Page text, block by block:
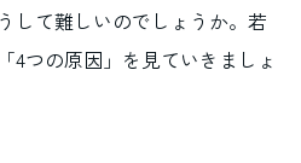
して難しいのでしょうか。若
4つの原因」を見ていきましょ